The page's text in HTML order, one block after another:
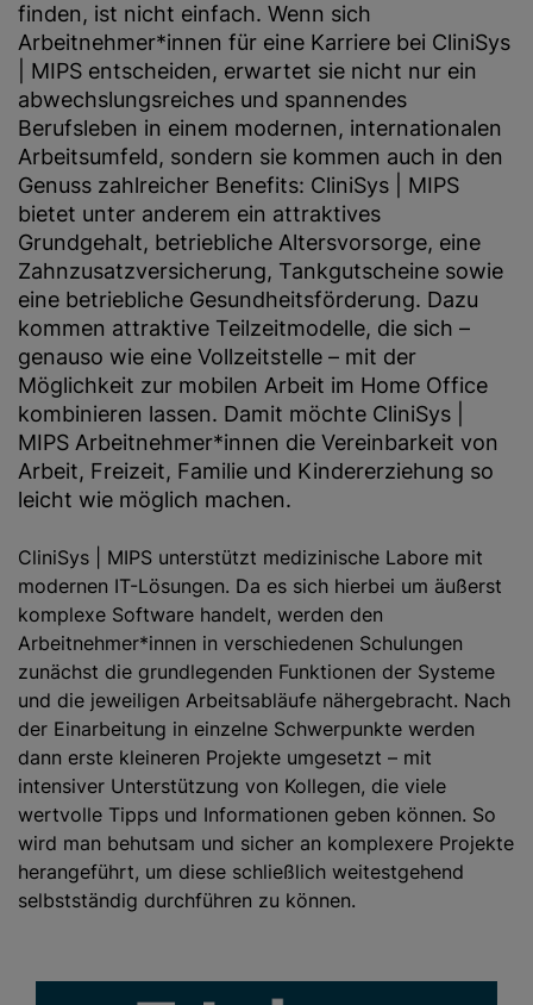
finden, ist nicht einfach. Wenn sich
Arbeitnehmer*innen für eine Karriere bei CliniSys
| MIPS entscheiden, erwartet sie nicht nur ein
abwechslungsreiches und spannendes
Berufsleben in einem modernen, internationalen
Arbeitsumfeld, sondern sie kommen auch in den
Genuss zahlreicher Benefits: CliniSys | MIPS
bietet unter anderem ein attraktives
Grundgehalt, betriebliche Altersvorsorge, eine
Zahnzusatzversicherung, Tankgutscheine sowie
eine betriebliche Gesundheitsförderung. Dazu
kommen attraktive Teilzeitmodelle, die sich –
genauso wie eine Vollzeitstelle – mit der
Möglichkeit zur mobilen Arbeit im Home Office
kombinieren lassen. Damit möchte CliniSys |
MIPS Arbeitnehmer*innen die Vereinbarkeit von
Arbeit, Freizeit, Familie und Kindererziehung so
leicht wie möglich machen.
CliniSys | MIPS unterstützt medizinische Labore mit
modernen IT-Lösungen. Da es sich hierbei um äußerst
komplexe Software handelt, werden den
Arbeitnehmer*innen in verschiedenen Schulungen
zunächst die grundlegenden Funktionen der Systeme
und die jeweiligen Arbeitsabläufe nähergebracht. Nach
der Einarbeitung in einzelne Schwerpunkte werden
dann erste kleineren Projekte umgesetzt – mit
intensiver Unterstützung von Kollegen, die viele
wertvolle Tipps und Informationen geben können. So
wird man behutsam und sicher an komplexere Projekte
herangeführt, um diese schließlich weitestgehend
selbstständig durchführen zu können.